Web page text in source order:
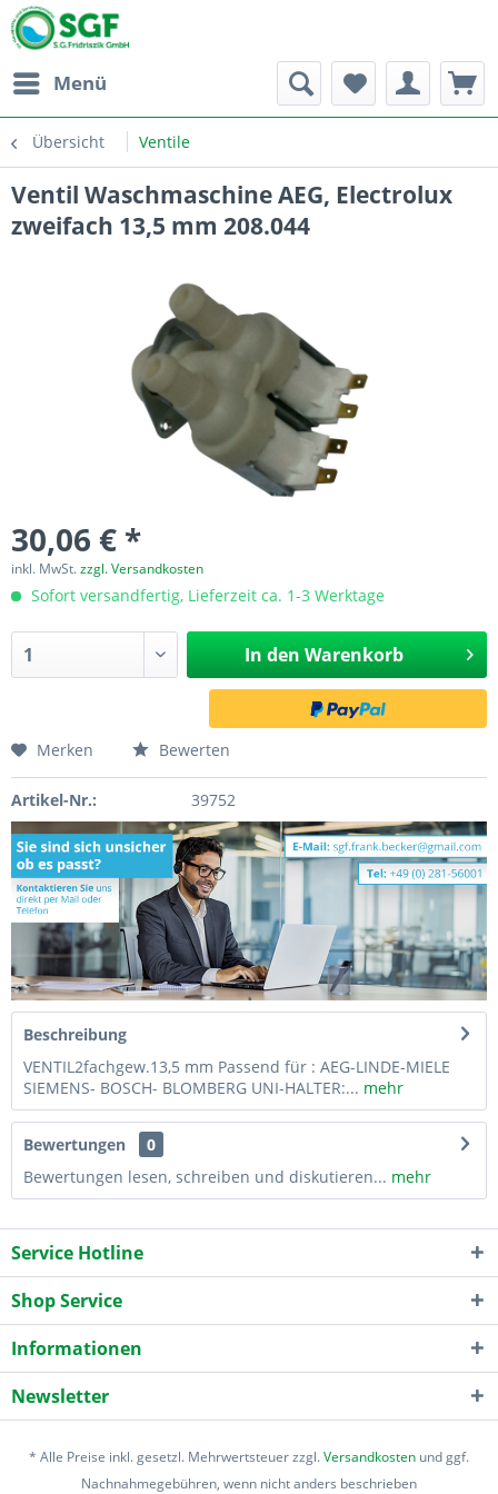
Menü
Übersicht Ventile
Ventil Waschmaschine AEG, Electrolux
zweifach 13,5 mm 208.044
30,06 € *
inkl. MwSt.zzgl. Versandkosten
Sofort versandfertig, Lieferzeit ca. 1-3 Werktage
In den Warenkorb
Merken Bewerten
Artikel-Nr.: 39752
Beschreibung
VENTIL2fachgew.13,5 mm Passend für : AEG-LINDE-MIELE
SIEMENS- BOSCH- BLOMBERG UNI-HALTER:... mehr
Bewertungen
0
Bewertungen lesen, schreiben und diskutieren... mehr
Service Hotline
Shop Service
Informationen
Newsletter
* Alle Preise inkl. gesetzl. Mehrwertsteuer zzgl.Versandkosten und ggf.
Nachnahmegebühren, wenn nicht anders beschrieben